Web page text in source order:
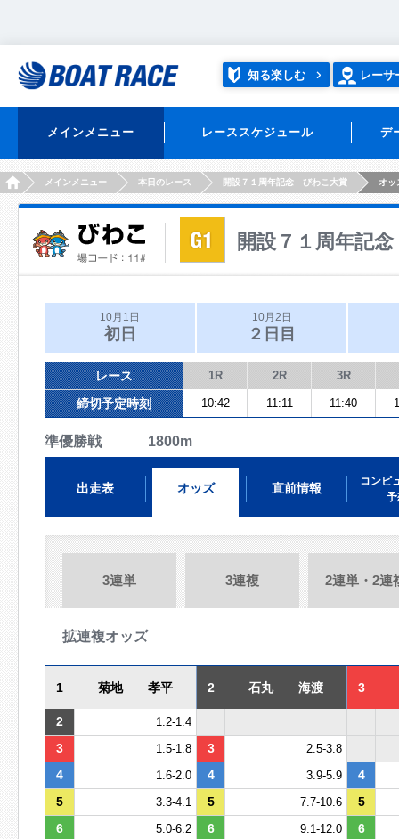
知る楽しむ レーサ
メインメニュー レーススケジュール デ
HOMEメインメニュー 本日のレース 開設７１周年記念 びわこ大賞 オッ
開設７１周年記
10月1日
初日
10月2日
２日目
レース 1R 2R 3R
締切予定時刻 10:42 11:11 11:40
準優勝戦 1800m
出走表 オッズ 直前情報
コンピ
予
3連単 3連複 2連単・2連
拡連複オッズ
1 菊地 孝平 2 石丸 海渡 3
2 1.2-1.4
3 1.5-1.8 3 2.5-3.8
4 1.6-2.0 4 3.9-5.9
4
5
3.3-4.1 5 7.7-10.6
5
6
5.0-6.2 6 9.1-12.0 6